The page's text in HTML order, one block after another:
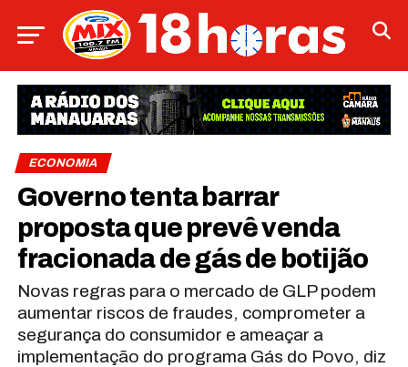
ECONOMIA
Governo tenta barrar
proposta que prevê venda
fracionada de gás de botijão
Novas regras para o mercado de GLP podem
aumentar riscos de fraudes, comprometer a
segurança do consumidor e ameaçar a
implementação do programa Gás do Povo, diz